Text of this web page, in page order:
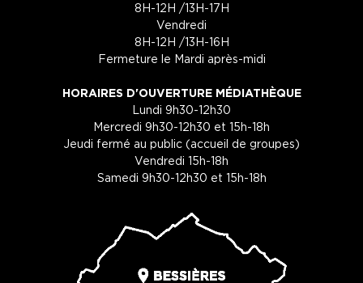
8H-12H /13H-17H
Vendredi
8H-12H /13H-16H
Fermeture le Mardi après-midi
HORAIRES D'OUVERTURE MÉDIATHÈQUE
Lundi 9h30-12h30
Mercredi 9h30-12h30 et 15h-18h
Jeudi fermé au public (accueil de groupes)
Vendredi 15h-18h
Samedi 9h30-12h30 et 15h-18h